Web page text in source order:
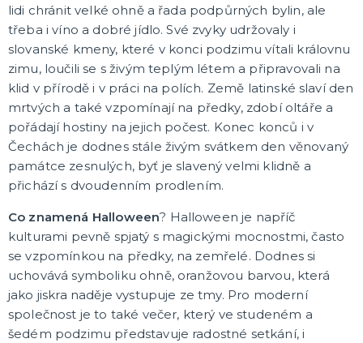
CO JEŠTĚ U NÁS NAJDETE
Party piňaty
Balení dárků
Nažehlovačky
Přáníčka
Nafukovačky
Žertovné předměty
Společenské, stolní hry
DALŠÍ KATEGORIE
lidi chránit velké ohně a řada podpůrných bylin, ale
třeba i víno a dobré jídlo. Své zvyky udržovaly i
slovanské kmeny, které v konci podzimu vítali královnu
zimu, loučili se s živým teplým létem a připravovali na
klid v přírodě i v práci na polích. Země latinské slaví den
mrtvých a také vzpomínají na předky, zdobí oltáře a
pořádají hostiny na jejich počest. Konec konců i v
Čechách je dodnes stále živým svátkem den věnovaný
památce zesnulých, byť je slavený velmi klidně a
přichází s dvoudenním prodlením.
Co znamená Halloween? Halloween je napříč
kulturami pevně spjatý s magickými mocnostmi, často
se vzpomínkou na předky, na zemřelé. Dodnes si
uchovává symboliku ohně, oranžovou barvou, která
jako jiskra naděje vystupuje ze tmy. Pro moderní
společnost je to také večer, který ve studeném a
šedém podzimu představuje radostné setkání, i